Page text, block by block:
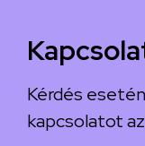
Kérdés
kapcsolatot